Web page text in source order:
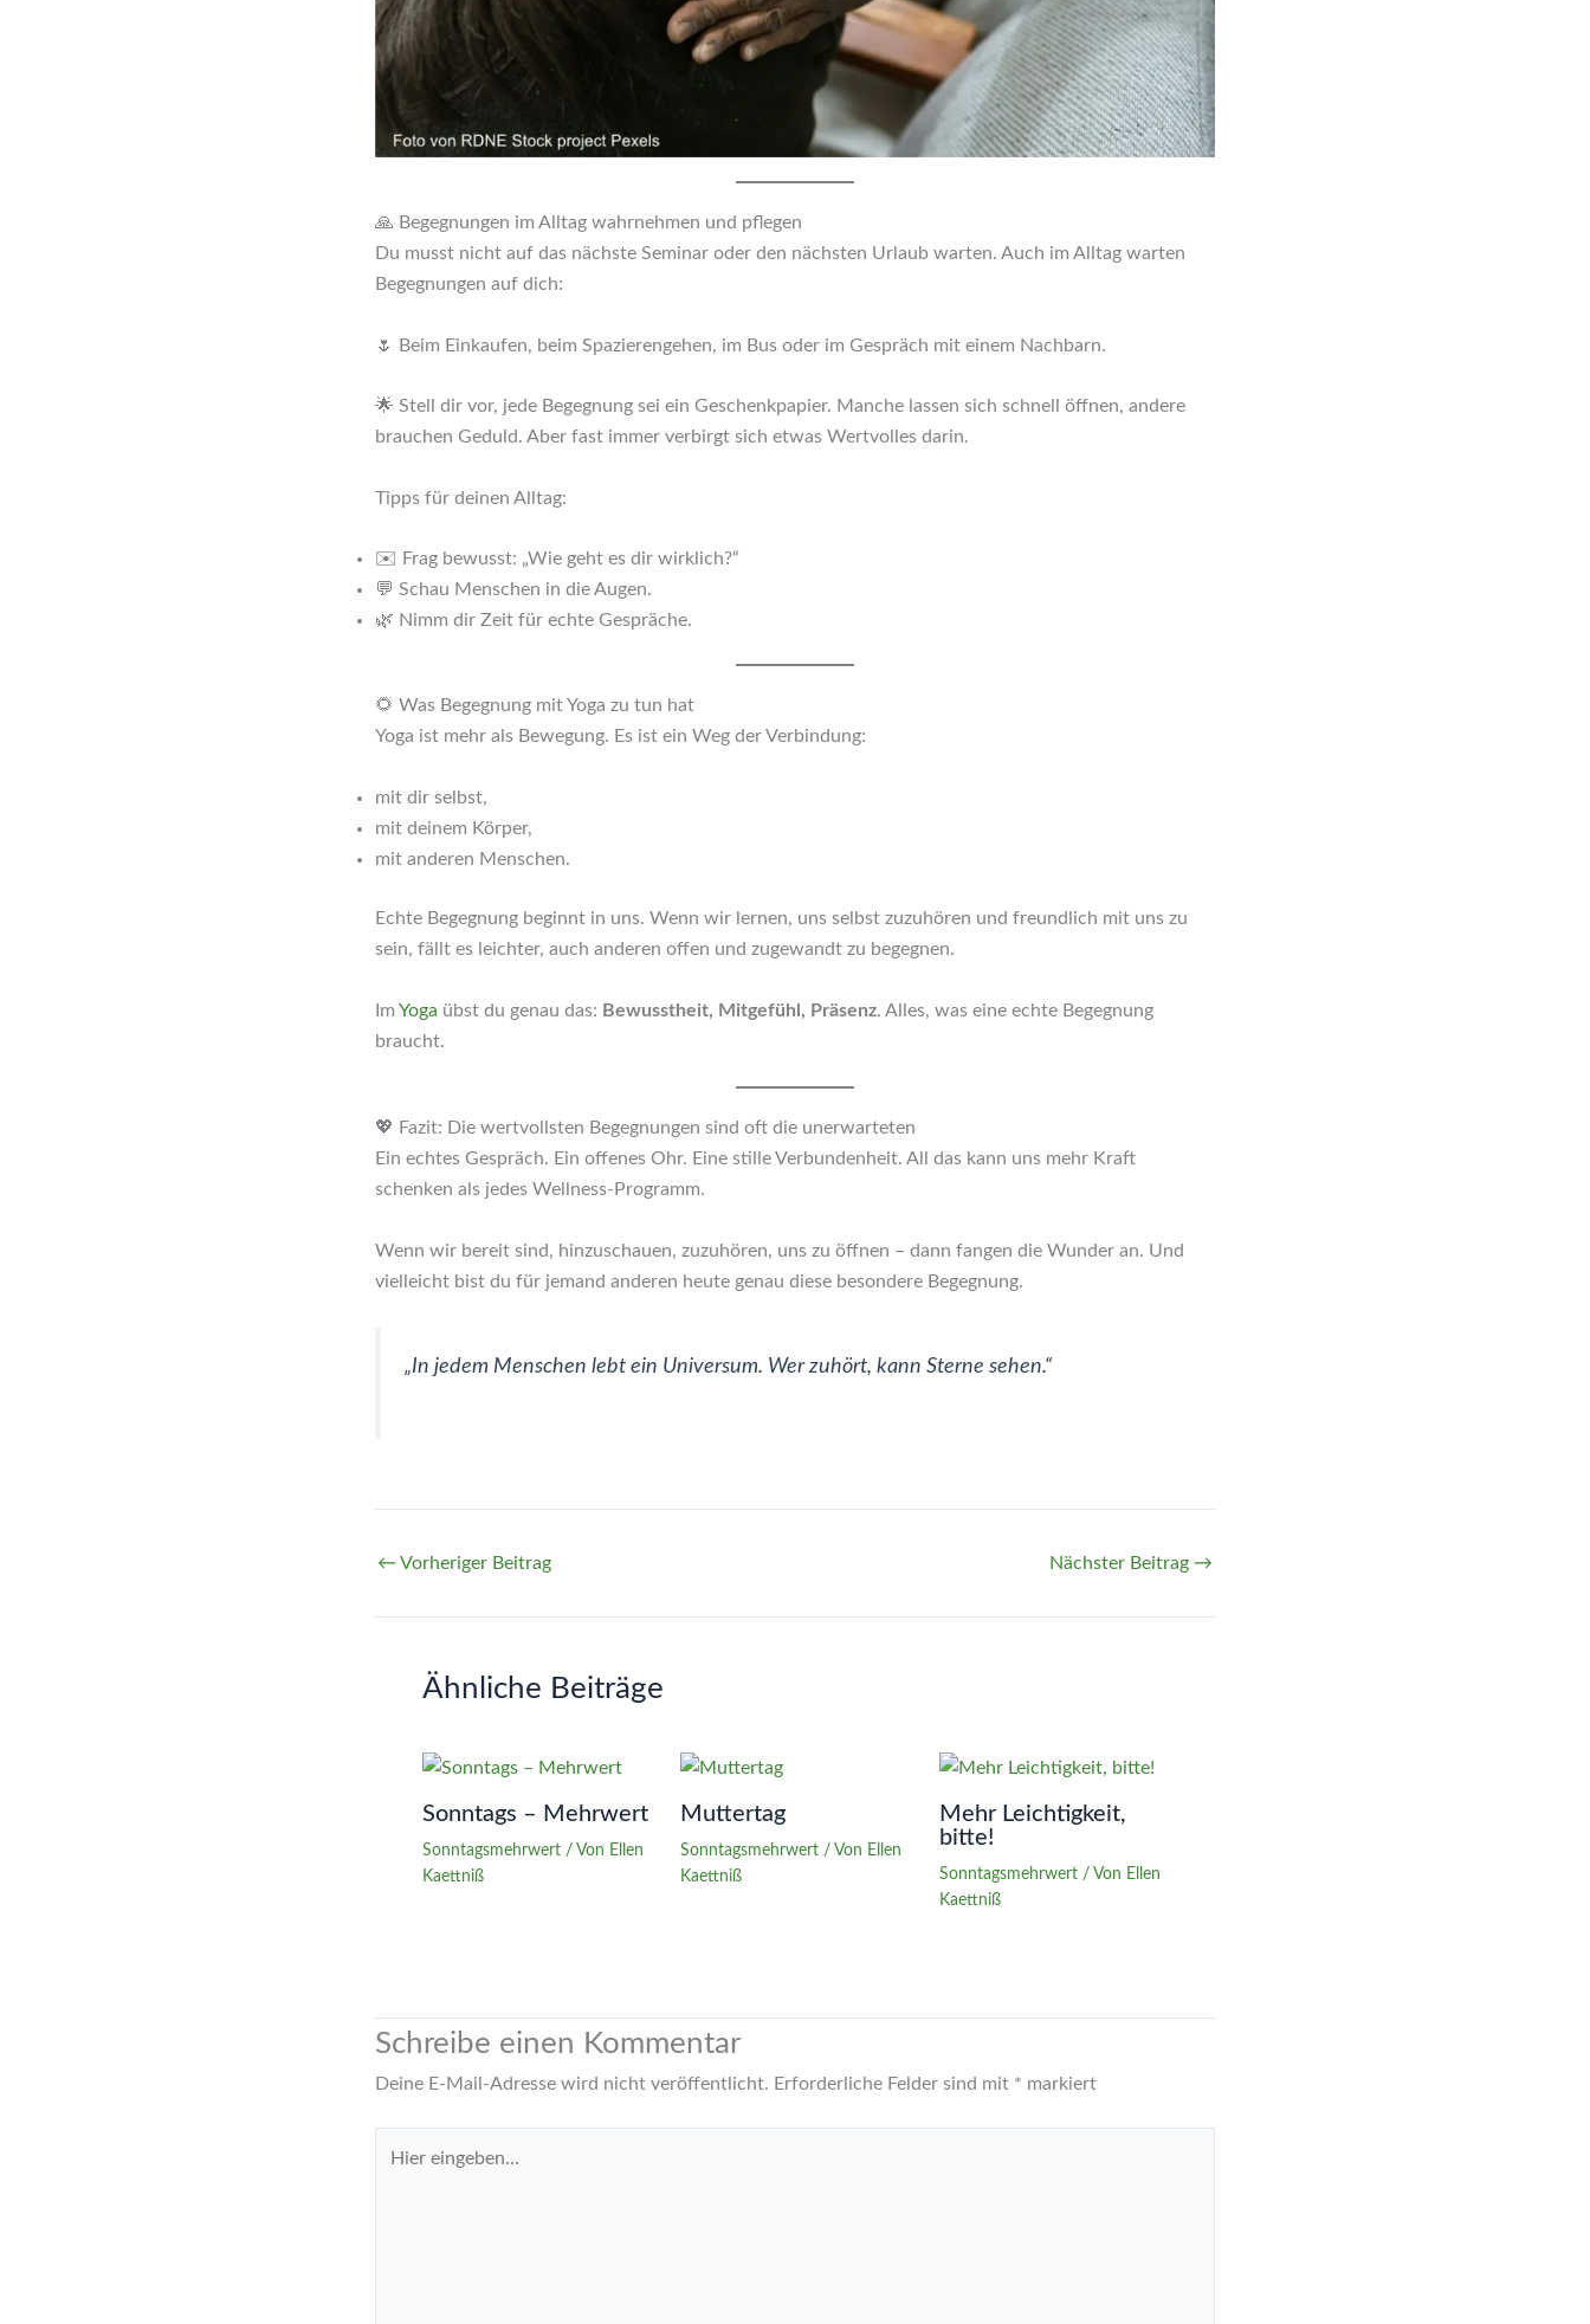
🙏 Begegnungen im Alltag wahrnehmen und pflegen
Du musst nicht auf das nächste Seminar oder den nächsten Urlaub warten. Auch im Alltag warten
Begegnungen auf dich:
🌷 Beim Einkaufen, beim Spazierengehen, im Bus oder im Gespräch mit einem Nachbarn.
🌟 Stell dir vor, jede Begegnung sei ein Geschenkpapier. Manche lassen sich schnell öffnen, andere
brauchen Geduld. Aber fast immer verbirgt sich etwas Wertvolles darin.
Tipps für deinen Alltag:
✉️ Frag bewusst: „Wie geht es dir wirklich?“
💬 Schau Menschen in die Augen.
🌿 Nimm dir Zeit für echte Gespräche.
🌻 Was Begegnung mit Yoga zu tun hat
Yoga ist mehr als Bewegung. Es ist ein Weg der Verbindung:
mit dir selbst,
mit deinem Körper,
mit anderen Menschen.
Echte Begegnung beginnt in uns. Wenn wir lernen, uns selbst zuzuhören und freundlich mit uns zu
sein, fällt es leichter, auch anderen offen und zugewandt zu begegnen.
Im Yoga übst du genau das: Bewusstheit, Mitgefühl, Präsenz. Alles, was eine echte Begegnung
braucht.
💖 Fazit: Die wertvollsten Begegnungen sind oft die unerwarteten
Ein echtes Gespräch. Ein offenes Ohr. Eine stille Verbundenheit. All das kann uns mehr Kraft
schenken als jedes Wellness-Programm.
Wenn wir bereit sind, hinzuschauen, zuzuhören, uns zu öffnen – dann fangen die Wunder an. Und
vielleicht bist du für jemand anderen heute genau diese besondere Begegnung.
„In jedem Menschen lebt ein Universum. Wer zuhört, kann Sterne sehen.“
← Vorheriger Beitrag Nächster Beitrag →
Ähnliche Beiträge
Sonntags – Mehrwert
Sonntagsmehrwert / Von Ellen
Kaettniß
Muttertag
Sonntagsmehrwert / Von Ellen
Kaettniß
Mehr Leichtigkeit,
bitte!
Sonntagsmehrwert/ Von Ellen
Kaettniß
Schreibe einen Kommentar
Deine E-Mail-Adresse wird nicht veröffentlicht. Erforderliche Felder sind mit * markiert
eingeben…